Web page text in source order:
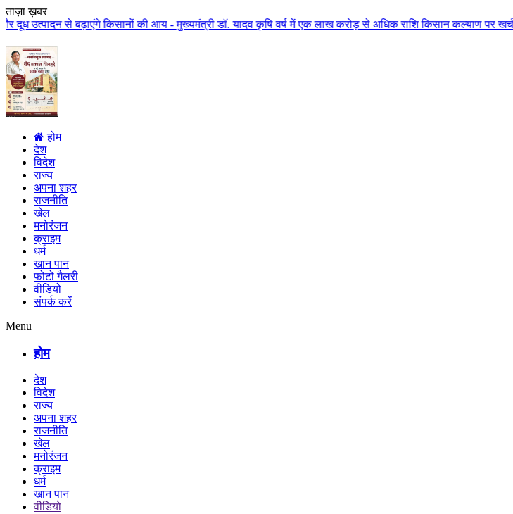
ताज़ा ख़बर
किसानों की आय - मुख्यमंत्री डॉ. यादव कृषि वर्ष में एक लाख करोड़ से अधिक राशि किसान कल्याण पर खर्च होगी
होम
देश
विदेश
राज्य
अपना शहर
राजनीति
खेल
मनोरंजन
क्राइम
धर्म
खान पान
फोटो गैलरी
वीडियो
संपर्क करें
Menu
होम
देश
विदेश
राज्य
अपना शहर
राजनीति
खेल
मनोरंजन
क्राइम
धर्म
खान पान
वीडियो